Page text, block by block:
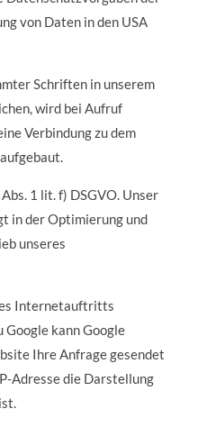
von Daten in den USA
Schriften in unserem
wird bei Aufruf
Verbindung zu dem
1 lit. f) DSGVO. Unser
in der Optimierung und
unseres
Internetauftritts
kann Google
Ihre Anfrage gesendet
Adresse die Darstellung